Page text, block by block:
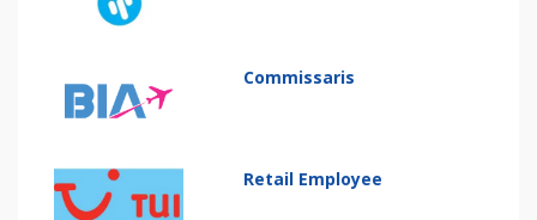
Commissaris
Retail Employee